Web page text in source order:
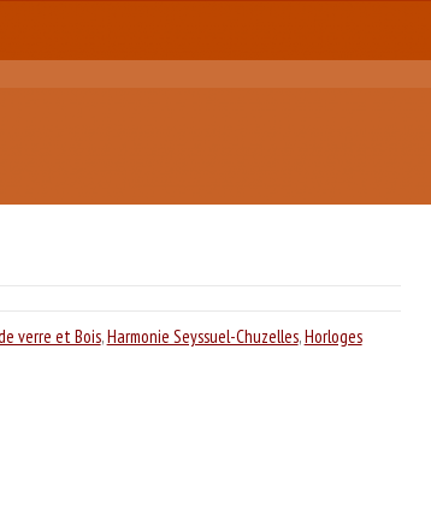
verre et Bois,Harmonie Seyssuel-Chuzelles,Horloges